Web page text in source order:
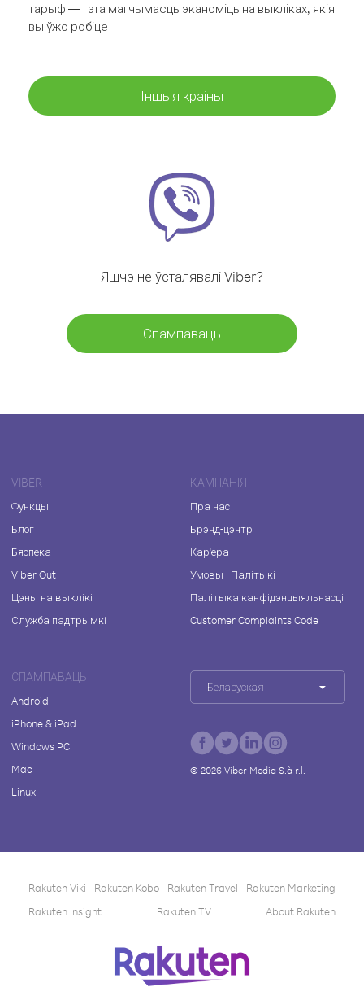
тарыф — гэта магчымасць эканоміць на выкліках, якія
вы ўжо робіце
Іншыя краіны
Яшчэ не ўсталявалі Viber?
Спампаваць
VIBER
Функцыі
Блог
Бяспека
Viber Out
Цэны на выклікі
Служба падтрымкі
КАМПАНІЯ
Пра нас
Брэнд-цэнтр
Кар'ера
Умовы і Палітыкі
Палітыка канфідэнцыяльнасці
Customer Complaints Code
СПАМПАВАЦЬ
Android
iPhone & iPad
Windows PC
Mac
Linux
Беларуская
© 2026Viber Media S.à r.l.
Rakuten Viki Rakuten Kobo Rakuten Travel
Rakuten Marketing
Rakuten Insight
Rakuten TV About Rakuten